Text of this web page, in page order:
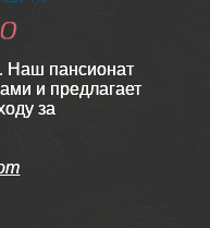
Наш пансионат
и предлагает
за